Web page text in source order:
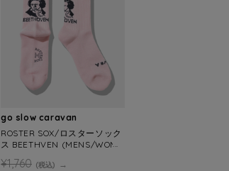
go slow caravan
ROSTER SOX/ロスターソック
ス BEETHVEN (MENS/WOME
¥1,760 (税込)